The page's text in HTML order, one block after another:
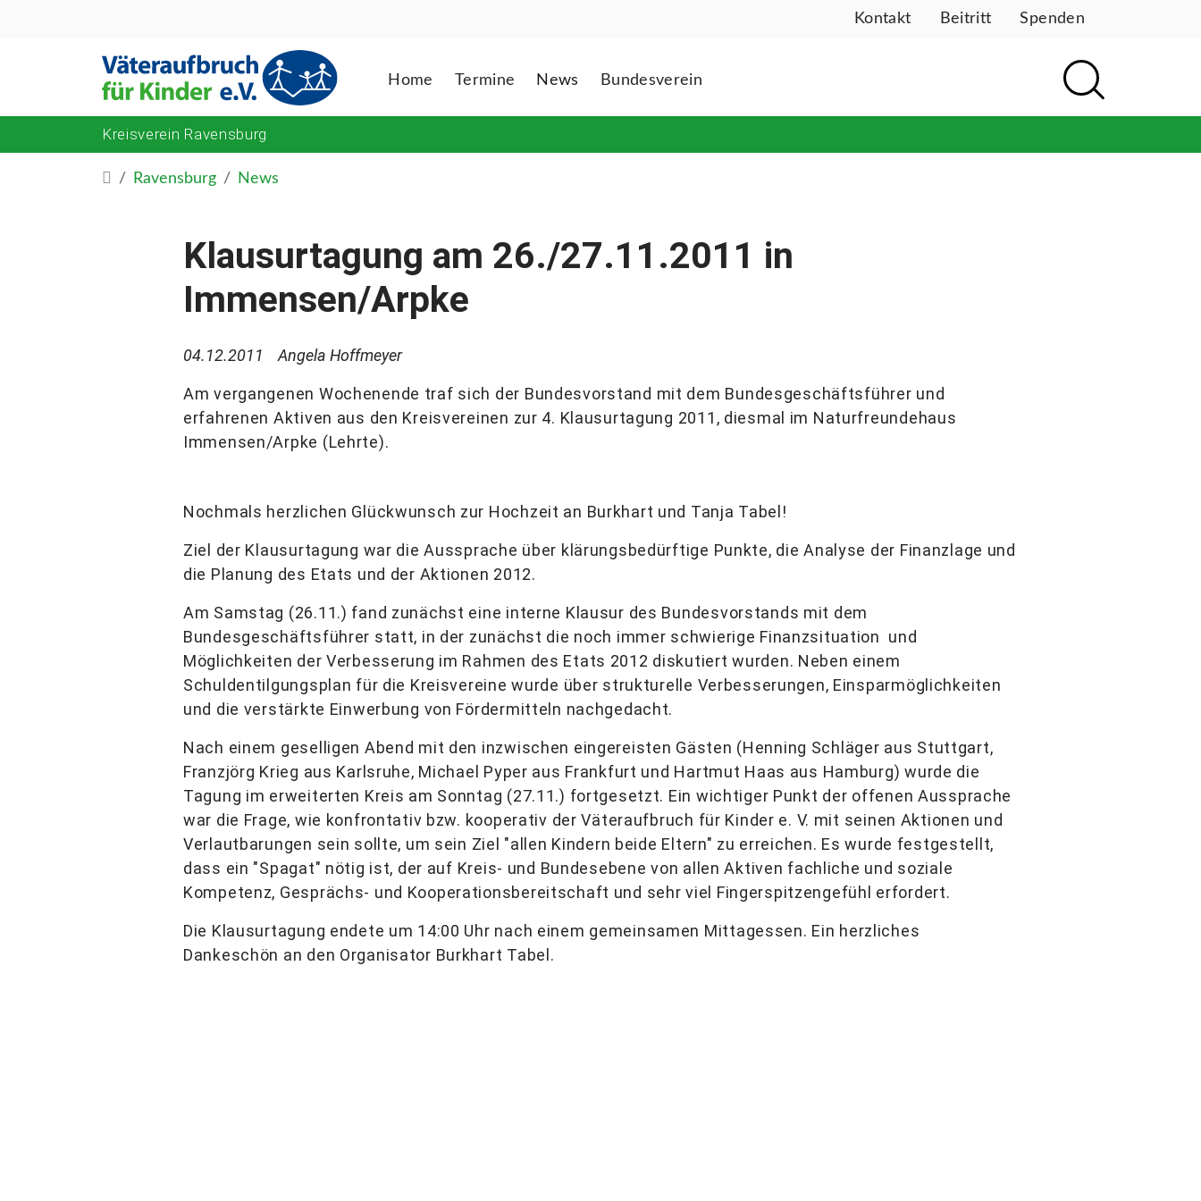
Kontakt Beitritt Spenden
Home Termine News Bundesverein
Kreisverein Ravensburg
Ravensburg News
Klausurtagung am 26./27.11.2011 in
Immensen/Arpke
04.12.2011 Angela Hoffmeyer
Am vergangenen Wochenende traf sich der Bundesvorstand mit dem Bundesgeschäftsführer und
erfahrenen Aktiven aus den Kreisvereinen zur 4. Klausurtagung 2011, diesmal im Naturfreundehaus
Immensen/Arpke (Lehrte).
Nochmals herzlichen Glückwunsch zur Hochzeit an Burkhart und Tanja Tabel!
Ziel der Klausurtagung war die Aussprache über klärungsbedürftige Punkte, die Analyse der Finanzlage und
die Planung des Etats und der Aktionen 2012.
Am Samstag (26.11.) fand zunächst eine interne Klausur des Bundesvorstands mit dem
Bundesgeschäftsführer statt, in der zunächst die noch immer schwierige Finanzsituation und
Möglichkeiten der Verbesserung im Rahmen des Etats 2012 diskutiert wurden. Neben einem
Schuldentilgungsplan für die Kreisvereine wurde über strukturelle Verbesserungen, Einsparmöglichkeiten
und die verstärkte Einwerbung von Fördermitteln nachgedacht.
Nach einem geselligen Abend mit den inzwischen eingereisten Gästen (Henning Schläger aus Stuttgart,
Franzjörg Krieg aus Karlsruhe, Michael Pyper aus Frankfurt und Hartmut Haas aus Hamburg) wurde die
Tagung im erweiterten Kreis am Sonntag (27.11.) fortgesetzt. Ein wichtiger Punkt der offenen Aussprache
war die Frage, wie konfrontativ bzw. kooperativ der Väteraufbruch für Kinder e. V. mit seinen Aktionen und
Verlautbarungen sein sollte, um sein Ziel "allen Kindern beide Eltern" zu erreichen. Es wurde festgestellt,
dass ein "Spagat" nötig ist, der auf Kreis- und Bundesebene von allen Aktiven fachliche und soziale
Kompetenz, Gesprächs- und Kooperationsbereitschaft und sehr viel Fingerspitzengefühl erfordert.
Die Klausurtagung endete um 14:00 Uhr nach einem gemeinsamen Mittagessen. Ein herzliches
Dankeschön an den Organisator Burkhart Tabel.